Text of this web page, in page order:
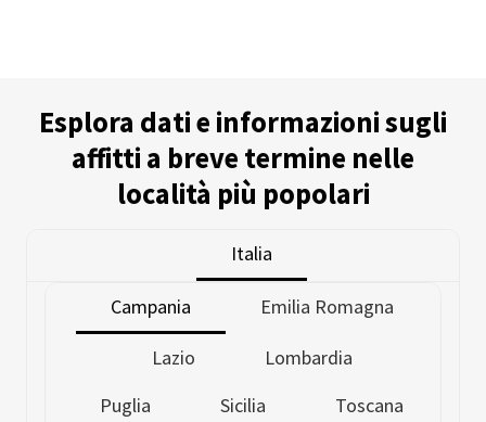
Esplora dati e informazioni sugli
affitti a breve termine nelle
località più popolari
Italia
Campania Emilia Romagna
Lazio
Lombardia
Puglia
Sicilia
Toscana